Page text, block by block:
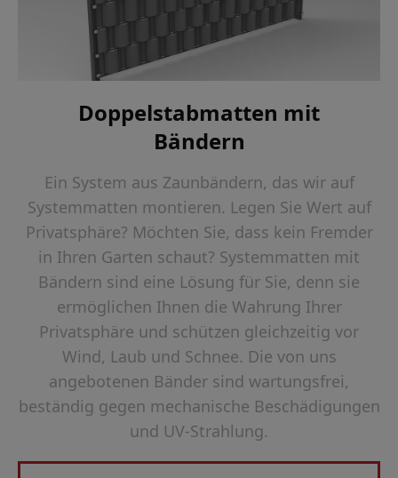
Doppelstabmatten mit
Bändern
Ein System aus Zaunbändern, das wir auf
Systemmatten montieren. Legen Sie Wert auf
Privatsphäre? Möchten Sie, dass kein Fremder
in Ihren Garten schaut? Systemmatten mit
Bändern sind eine Lösung für Sie, denn sie
ermöglichen Ihnen die Wahrung Ihrer
Privatsphäre und schützen gleichzeitig vor
Wind, Laub und Schnee. Die von uns
angebotenen Bänder sind wartungsfrei,
beständig gegen mechanische Beschädigungen
und UV-Strahlung.